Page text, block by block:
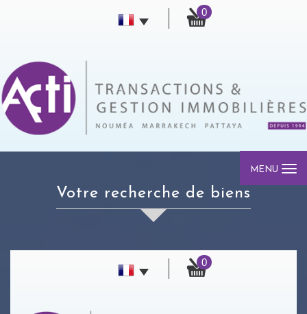
0
MENU
votre recherche de biens
0